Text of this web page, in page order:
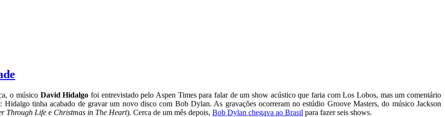
o músico David Hidalgo foi entrevistado pelo Aspen Times para falar de um show acústico que faria com Los Lobos, mas um comentário
tinha acabado de gravar um novo disco com Bob Dylan. As gravações ocorreram no estúdio Groove Masters, do músico Jackson
Through Life e Christmas in The Heart). Cerca de um mês depois, Bob Dylan chegava ao Brasil para fazer seis shows.